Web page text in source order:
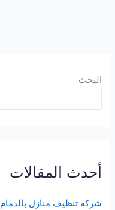
البحث
أحدث المقالات
شركة تنظيف منازل بالدمام